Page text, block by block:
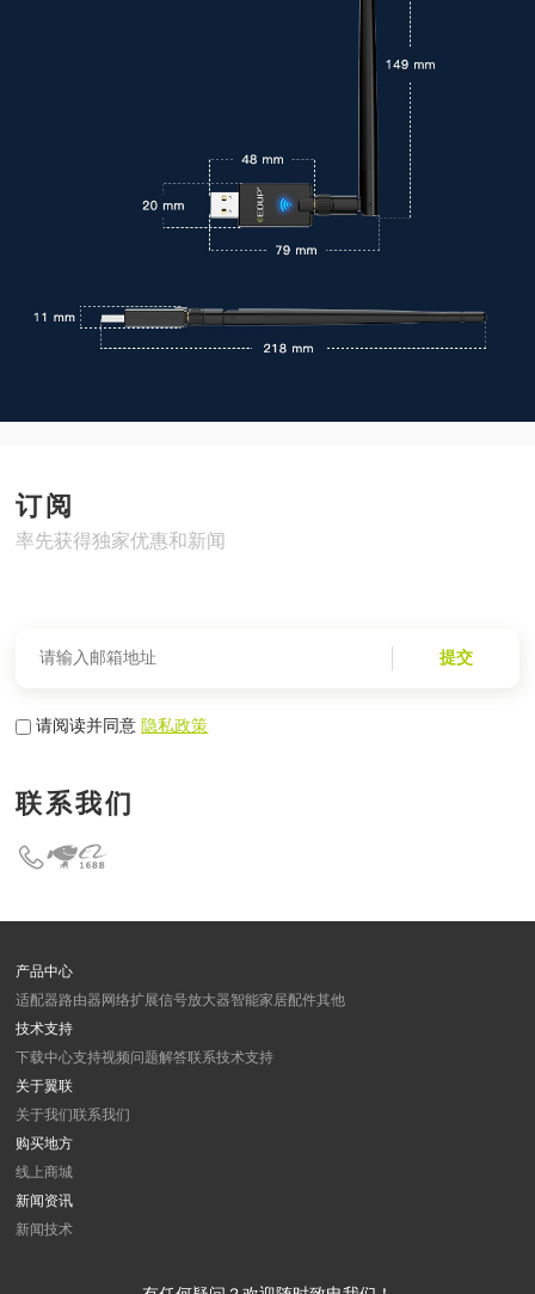
订阅
率先获得独家优惠和新闻
提交
请阅读并同意隐私政策
联系我们
产品中心
适配器路由器网络扩展信号放大器智能家居配件其他
技术支持
下载中心支持视频问题解答联系技术支持
关于翼联
关于我们联系我们
购买地方
线上商城
新闻资讯
新闻技术